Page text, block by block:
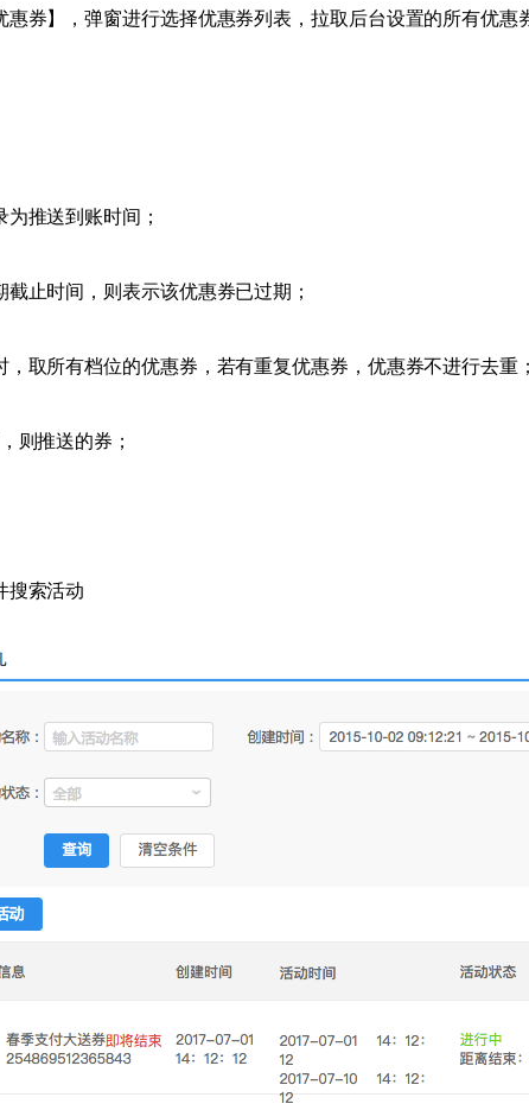
惠券】，弹窗进行选择优惠券列表，拉取后台设置的所有优惠
为推送到账时间；
截止时间，则表示该优惠券已过期；
，取所有档位的优惠券，若有重复优惠券，优惠券不进行去重；
则推送的券；
搜索活动